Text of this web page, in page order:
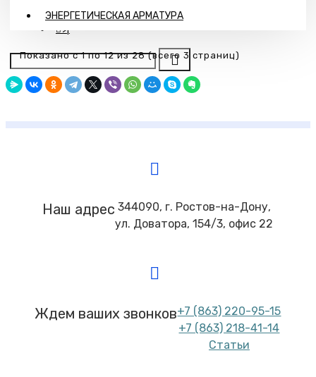
ЭНЕРГЕТИЧЕСКАЯ АРМАТУРА
>
>|
Показано с 1 по 12 из 28 (всего 3 страниц)
Наш адрес 344090, г. Ростов-на-Дону,
ул. Доватора, 154/3, офис 22
Ждем ваших звонков+7 (863) 220-95-15
+7 (863) 218-41-14
Статьи